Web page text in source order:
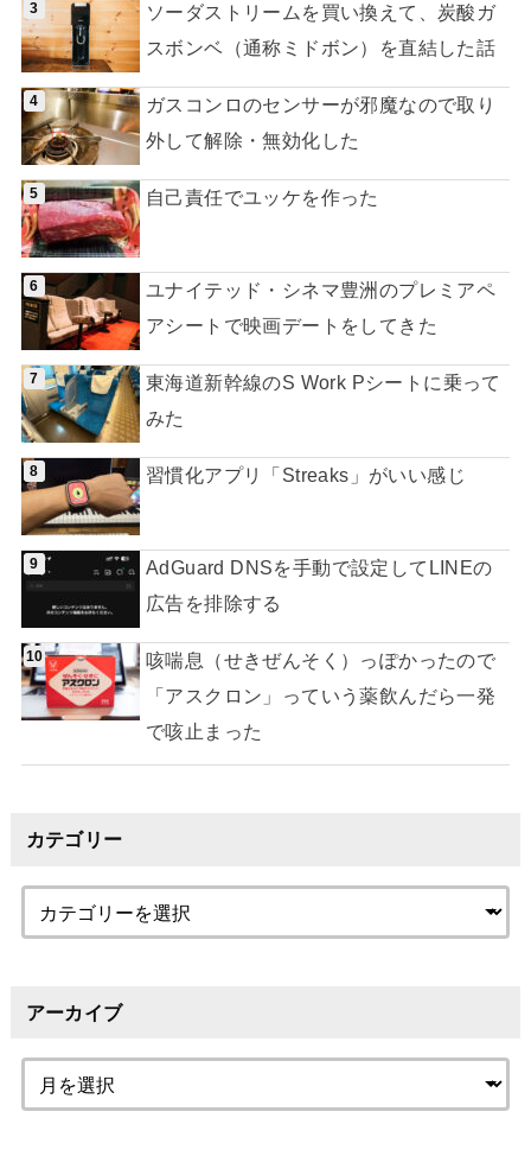
ソーダストリームを買い換えて、炭酸ガ
スボンベ（通称ミドボン）を直結した話
ガスコンロのセンサーが邪魔なので取り
外して解除・無効化した
自己責任でユッケを作った
ユナイテッド・シネマ豊洲のプレミアペ
アシートで映画デートをしてきた
東海道新幹線のS Work Pシートに乗って
みた
習慣化アプリ「Streaks」がいい感じ
AdGuard DNSを手動で設定してLINEの
広告を排除する
咳喘息（せきぜんそく）っぽかったので
「アスクロン」っていう薬飲んだら一発
で咳止まった
カテゴリー
アーカイブ